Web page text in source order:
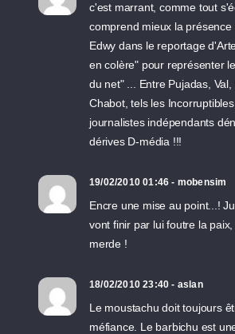
c'est marrant, comme tout
comprend mieux la présence
Edwy dans le reportage
en colère" pour représenter
du net" ... Entre Pujadas,
Chabot, tels les
journalistes indépendants
dérives D-média !!!
19/02/2010 01:46 - mobensim
Encre une mise au point...!
vont finir par lui foutre la paix,
merde !
18/02/2010 23:40 - aslan
Le moustachu doit toujours
méfiance. Le barbichu est